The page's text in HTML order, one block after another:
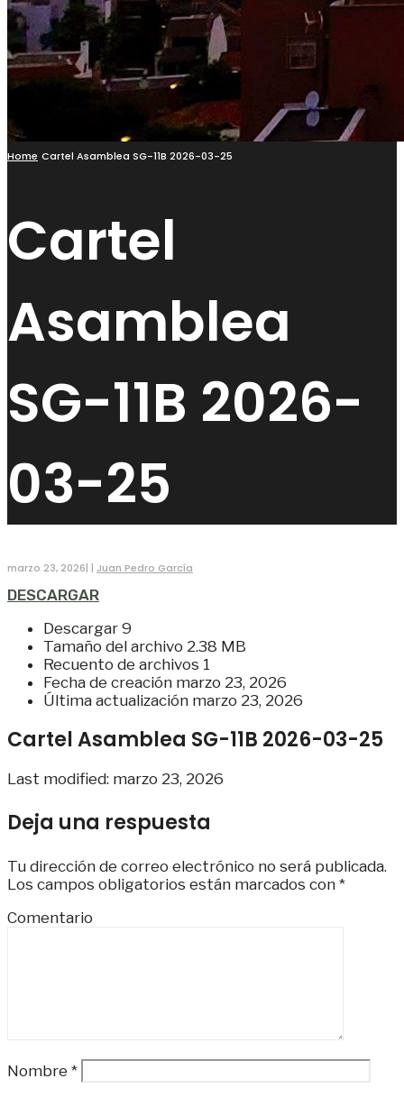
Home Cartel Asamblea SG-11B 2026-03-25
Cartel
Asamblea
SG-11B 2026-
03-25
marzo 23, 2026| | Juan Pedro García
DESCARGAR
Descargar 9
Tamaño del archivo 2.38 MB
Recuento de archivos 1
Fecha de creación marzo 23, 2026
Última actualización marzo 23, 2026
Cartel Asamblea SG-11B 2026-03-25
Last modified: marzo 23, 2026
Deja una respuesta
Tu dirección de correo electrónico no será publicada.
Los campos obligatorios están marcados con *
Comentario
Nombre *